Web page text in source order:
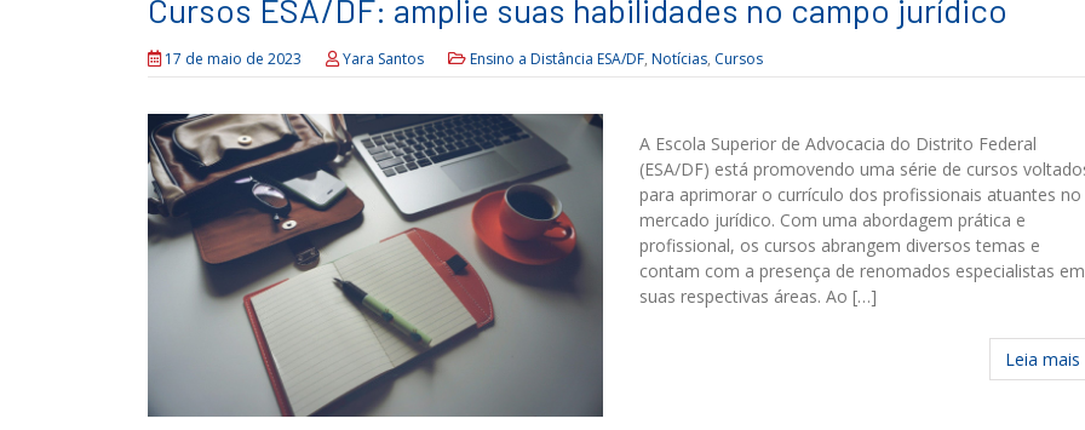
Cursos ESA/DF: amplie suas habilidades no campo jurídico
17 de maio de 2023 Yara Santos Ensino a Distância ESA/DF, Notícias, Cursos
A Escola Superior de Advocacia do Distrito Federal
(ESA/DF) está promovendo uma série de cursos
para aprimorar o currículo dos profissionais atuantes no
mercado jurídico. Com uma abordagem prática e
profissional, os cursos abrangem diversos temas e
contam com a presença de renomados especialistas em
suas respectivas áreas. Ao […]
Leia mais